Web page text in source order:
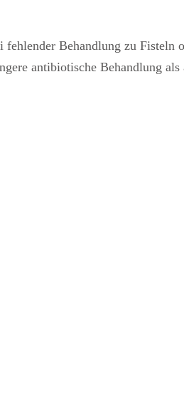
Behandlung zu Fisteln
antibiotische Behandlung als